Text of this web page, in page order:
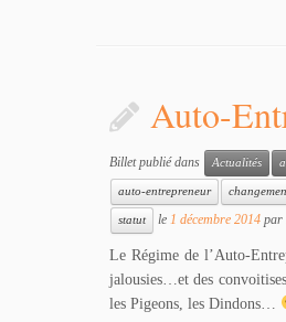
Auto-
Billet publié dans Actualités
auto-entrepreneur
statut le 1 décembre 2014 par
Le Régime de l’Auto-
jalousies…et des
les Pigeons, les Dindons…